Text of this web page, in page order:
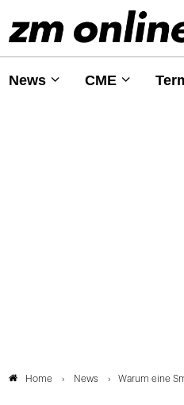
News CME
Home News Warum eine